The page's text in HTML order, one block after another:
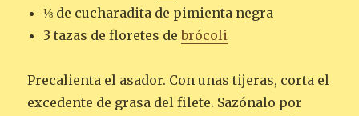
⅛ de cucharadita de pimienta negra
3 tazas de floretes debrócoli
Precalienta el asador. Con unas tijeras, corta el
excedente de grasa del filete. Sazónalo por